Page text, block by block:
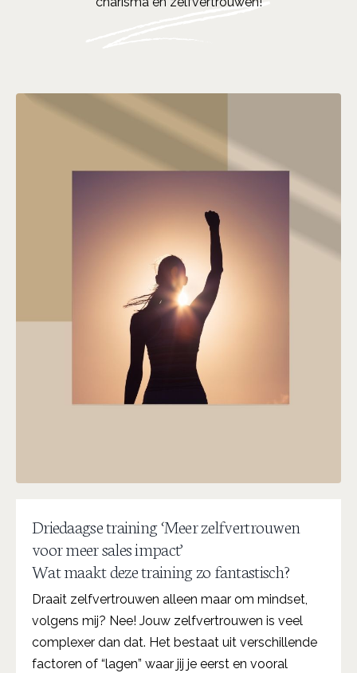
Driedaagse training ‘Meer zelfvertrouwen
voor meer sales impact’
Wat maakt deze training zo fantastisch?
Draait zelfvertrouwen alleen maar om mindset,
volgens mij? Nee! Jouw zelfvertrouwen is veel
complexer dan dat. Het bestaat uit verschillende
factoren of “lagen” waar jij je eerst en vooral